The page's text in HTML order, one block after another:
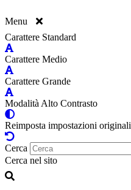
Menu
Carattere Standard
Carattere Medio
Carattere Grande
Modalità Alto Contrasto
Reimposta impostazioni originali
Cerca
Cerca nel sito